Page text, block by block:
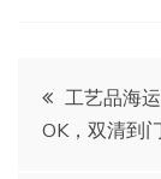
文
章
工艺品海
OK，双清到门